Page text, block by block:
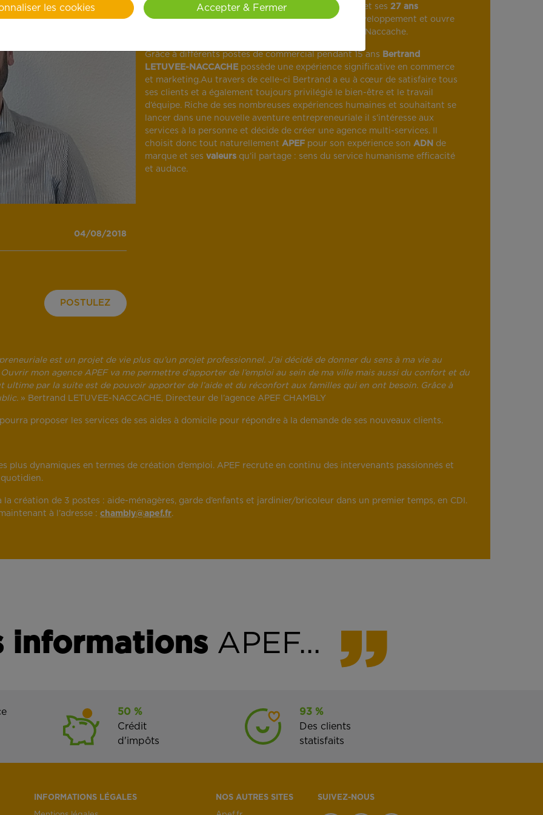
04/08/2018
Fort d’un savoir-faire acquis grâce à ses 81 agences et ses 27 ans
d’existence.APEF continue sur sa dynamique de développement et ouvre
sa 82ème agence franchisée avec Bertrand Letuvée-Naccache.
Grâce à différents postes de commercial pendant 15 ans Bertrand
LETUVEE-NACCACHE possède une expérience significative en commerce
et marketing.Au travers de celle-ci Bertrand a eu à cœur de satisfaire tous
ses clients et a également toujours privilégié le bien-être et le travail
d’équipe. Riche de ses nombreuses expériences humaines et souhaitant se
lancer dans une nouvelle aventure entrepreneuriale il s’intéresse aux
services à la personne et décide de créer une agence multi-services. Il
choisit donc tout naturellement APEF pour son expérience son ADN de
marque et ses valeurs qu’il partage : sens du service humanisme efficacité
et audace.
POSTULEZ
est un projet de vie plus qu’un projet professionnel. J’ai décidé de donner du sens à ma vie au
mon agence APEF va me permettre d’apporter de l’emploi au sein de ma ville mais aussi du confort et du
par la suite est de pouvoir apporter de l’aide et du réconfort aux familles qui en ont besoin. Grâce à
» Bertrand LETUVEE-NACCACHE, Directeur de l’agence APEF CHAMBLY
proposer les services de ses aides à domicile pour répondre à la demande de ses nouveaux clients.
plus dynamiques en termes de création d’emploi. APEF recrute en continu des intervenants passionnés et
création de 3 postes : aide-ménagères, garde d’enfants et jardinier/bricoleur dans un premier temps, en CDI.
à l’adresse : chambly@apef.fr.
informations APEF...
50 %
Crédit
d'impôts
93 %
Des clients
statisfaits
INFORMATIONS LÉGALES NOS AUTRES SITES SUIVEZ-NOUS
les cookies Accepter & Fermer